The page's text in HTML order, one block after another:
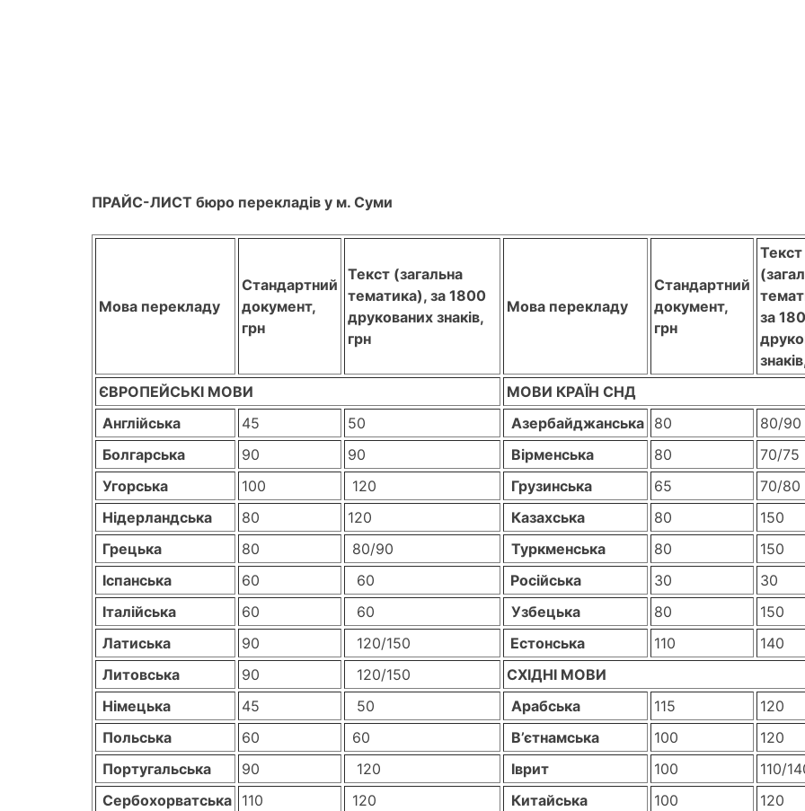
ПРАЙС-ЛИСТ бюро перекладів у м. Суми
Мова перекладу
Стандартний
документ,
грн
Текст (загальна
тематика), за 1800
друкованих знаків,
грн
Мова перекладу
Стандартний
документ,
грн
Текст
за
ЄВРОПЕЙСЬКІ МОВИ
МОВИ КРАЇН СНД
Англійська
45 50 Азербайджанська 80
80/90
Болгарська
90 90 Вірменська 80
70/75
Угорська
100 120 Грузинська 65
70/80
Нідерландська
80 120 Казахська 80
150
Грецька
80 80/90 Туркменська 80
150
Іспанська
60 60 Російська 30
30
Італійська
60 60 Узбецька 80
150
Латиська
90 120/150 Естонська 110
140
Литовська
90 120/150
СХІДНІ МОВИ
Німецька
45 50 Арабська 115
120
Польська
60 60 В’єтнамська 100
120
Португальська
90 120 Іврит 100
110/
Сербохорватська 110 120 Китайська 100
120